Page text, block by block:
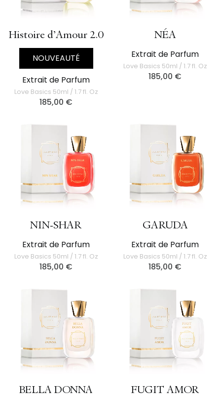
Histoire d’Amour 2.0
NOUVEAUTÉ
Extrait de Parfum
Love Basics 50ml / 1.7 fl. Oz
185,00 €
NÉA
Extrait de Parfum
Love Basics 50ml / 1.7 fl. Oz
185,00 €
NIN-SHAR
Extrait de Parfum
Love Basics 50ml / 1.7 fl. Oz
185,00 €
GARUDA
Extrait de Parfum
Love Basics 50ml / 1.7 fl. Oz
185,00 €
BELLA DONNA FUGIT AMOR